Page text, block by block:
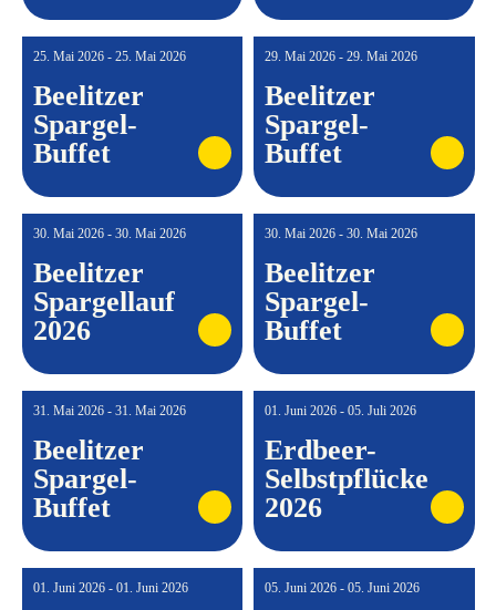
25. Mai 2026 - 25. Mai 2026
Beelitzer
Spargel-
Buffet
29. Mai 2026 - 29. Mai 2026
Beelitzer
Spargel-
Buffet
30. Mai 2026 - 30. Mai 2026
Beelitzer
Spargellauf
2026
30. Mai 2026 - 30. Mai 2026
Beelitzer
Spargel-
Buffet
31. Mai 2026 - 31. Mai 2026
Beelitzer
Spargel-
Buffet
01. Juni 2026 - 05. Juli 2026
Erdbeer-
Selbstpflücke
2026
01. Juni 2026 - 01. Juni 2026 05. Juni 2026 - 05. Juni 2026